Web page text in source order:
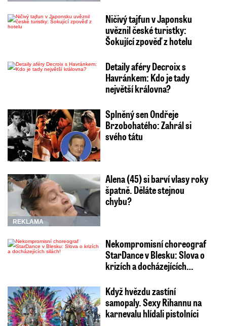
Ničivý tajfun v Japonsku
uvěznil české turistky:
Šokující zpověď z hotelu
Detaily aféry Decroix s
Havránkem: Kdo je tady
největší královna?
Splněný sen Ondřeje
Brzobohatého: Zahrál si
svého tátu
REKLAMA
Alena (45) si barví vlasy roky
špatně. Děláte stejnou
chybu?
Nekompromisní choreograf
StarDance v Blesku: Slova o
krizích a docházejících…
Když hvězdu zastíní
samopaly. Sexy Rihannu na
karnevalu hlídali pistolníci